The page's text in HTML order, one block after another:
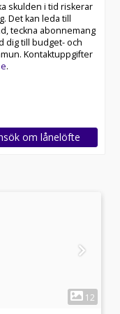
skulden i tid riskerar
Det kan leda till
teckna abonnemang
dig till budget- och
Kontaktuppgifter
.
om lånelöfte
12